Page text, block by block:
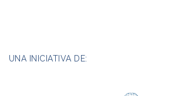
UNA INICIATIVA DE: